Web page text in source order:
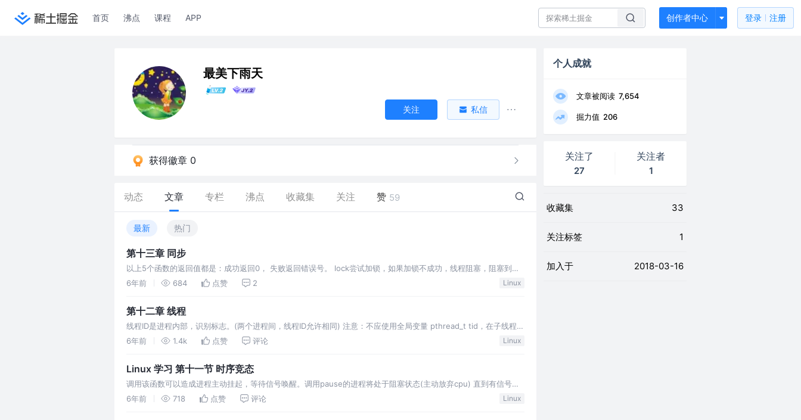
首页 沸点 课程 APP 创作者中心 登录 注册
最美下雨天
关注 私信
获得徽章 0
动态 文章 专栏 沸点 收藏集 关注 赞 59
最新 热门
第十三章 同步
以上5个函数的返回值都是：成功返回0， 失败返回错误号。 lock尝试加锁，如果加锁不成功，线程阻塞，阻塞到持
有该互斥量的其他线程解锁为止。 unlock主动解锁函数，同时将阻塞在该锁上的所有线程全部唤醒，至于哪个线程
6年前 684 点赞 2 Linux
第十二章 线程
线程ID是进程内部，识别标志。(两个进程间，线程ID允许相同) 注意：不应使用全局变量 pthread_t tid，在子线程中
通过pthread_create传出参数来获取线程ID，而应使用pthread_self。 作用：创建一个新线程，相当于进程中的
6年前 1.4k 点赞 评论 Linux
Linux 学习 第十一节 时序竞态
调用该函数可以造成进程主动挂起，等待信号唤醒。调用pause的进程将处于阻塞状态(主动放弃cpu) 直到有信号递
达将其唤醒 可以通过设置屏蔽SIGALRM的方法来控制程序执行逻辑，但无论如何设置，程序都有可能在“解除信号屏
6年前 718 点赞 评论 Linux
个人成就
文章被阅读 7,654
掘力值 206
关注了
27
关注者
1
收藏集 33
关注标签 1
加入于 2018-03-16